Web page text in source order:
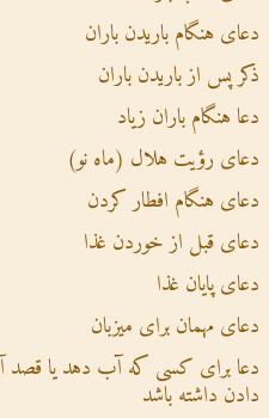
دعای هنگام باریدن باران
ذکر پس از باریدن باران
دعا هنگام باران زیاد
دعای رؤیت هلال (ماه نو)
دعای هنگام افطار کردن
دعای قبل از خوردن غذا
دعای پایان غذا
دعای مهمان برای میزبان
دعا برای کسی که آب دهد یا
دادن داشته باشد